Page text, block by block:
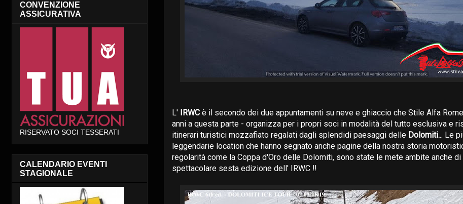
L' IRWC è il secondo dei due appuntamenti su neve e ghiaccio che Stile Alfa
anni a questa parte - organizza per i propri soci in modalità del tutto esclusiva e
itinerari turistici mozzafiato regalati dagli splendidi paesaggi delle Dolomiti... Le
leggendarie location che hanno segnato anche pagine della nostra storia
regolarità come la Coppa d'Oro delle Dolomiti, sono state le mete ambite anche
spettacolare sesta edizione dell' IRWC ‼️
CONVENZIONE
ASSICURATIVA
RISERVATO SOCI TESSERATI
CALENDARIO EVENTI
STAGIONALE